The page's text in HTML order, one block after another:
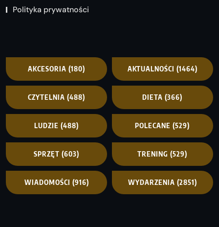
Polityka prywatności
AKCESORIA (180) AKTUALNOŚCI (1464)
CZYTELNIA (488) DIETA (366)
LUDZIE (488) POLECANE (529)
SPRZĘT (603) TRENING (529)
WIADOMOŚCI (916) WYDARZENIA (2851)